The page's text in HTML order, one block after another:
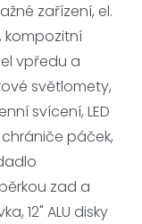
zařízení, el.
kompozitní
vpředu a
světlomety,
svícení, LED
páček,
zad a
12" ALU disky